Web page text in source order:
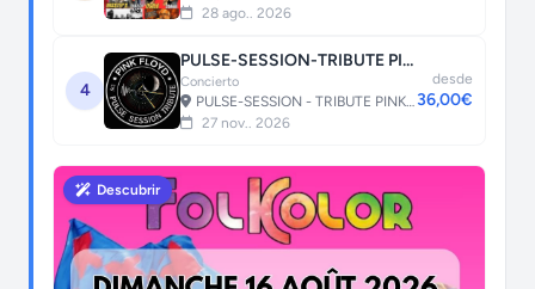
28 ago.. 2026
4
PULSE-SESSION-TRIBUTE PINK FLOYD
Concierto
PULSE-SESSION - TRIBUTE PINK FLOYD
27 nov.. 2026
desde
36,00€
Descubrir